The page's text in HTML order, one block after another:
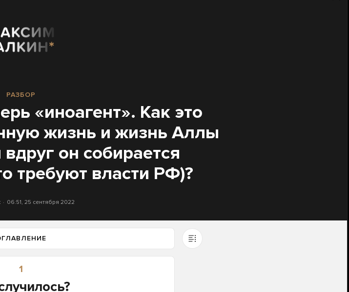
РАЗБОР
«иноагент». Как это
жизнь и жизнь Аллы
он собирается
требуют власти РФ)?
06:51, 25 сентября 2022
1